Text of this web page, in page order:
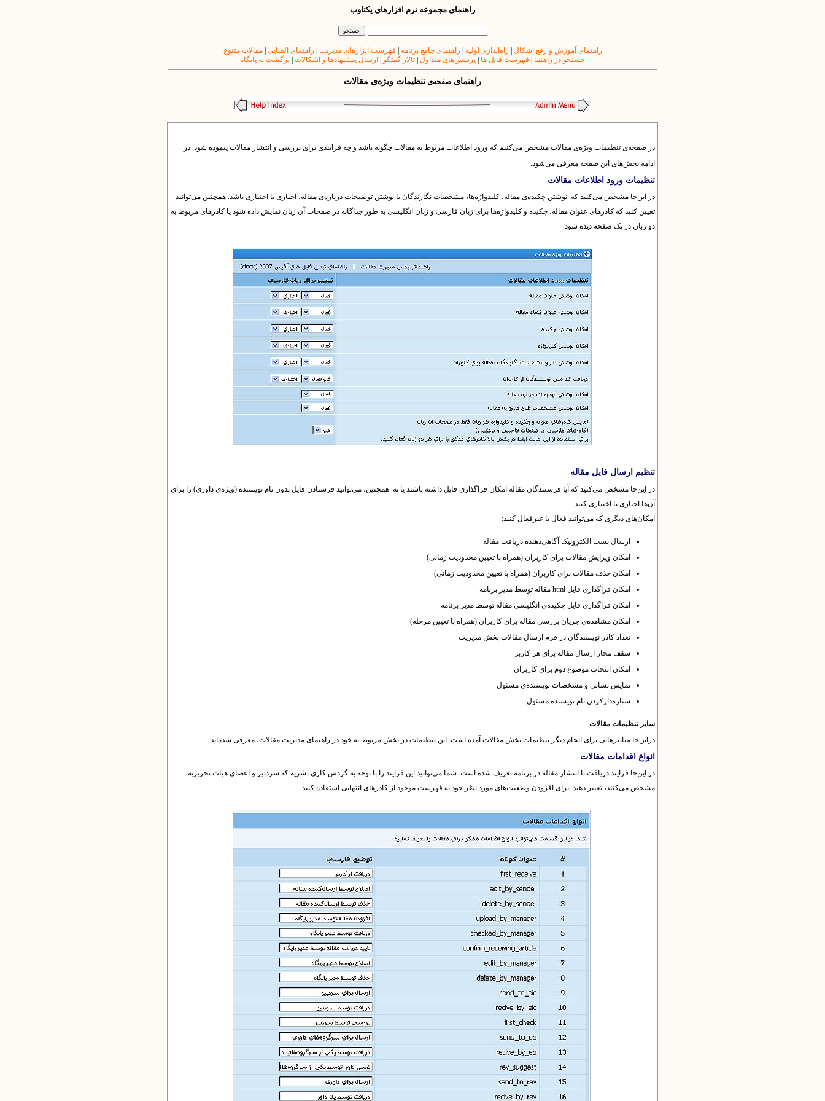
راهنمای مجموعه نرم افزارهای یکتاوب
راهنمای آموزش و رفع اشکال راه‌اندازی اولیه راهنمای جامع برنامه فهرست ابزارهای مدیریت راهنمای الفبایی |مقالات متنوع
جستجو در راهنما
فهرست فایل ها پرسش‌های متداول تالار گفتگو ارسال پیشنهادها و اشکالات برگشت به پایگاه
راهنمای صفحه‌ی تنظیمات ویژه‌ی مقالات
در صفحه‌ی تنظیمات ویژه‌ی مقالات مشخص می‌کنیم که ورود اطلاعات مربوط به مقالات چگونه باشد و چه فرایندی برای بررسی و انتشار مقالات پیموده شود. در
ادامه بخش‌های این صفحه معرفی می‌شود.
تنظیمات ورود اطلاعات مقالات
در این‌جا مشخص می‌کنید که نوشتن چکیده‌ی مقاله، کلیدواژه‌ها، مشخصات نگارندگان یا نوشتن توضیحات درباره‌ی مقاله، اجباری یا اختیاری باشد. همچنین می‌توانید
تعیین کنید که کادرهای عنوان مقاله، چکیده و کلیدواژه‌‌ها برای زبان فارسی و زبان انگلیسی به طور جداگانه در صفحات آن زبان نمایش داده شود یا کادرهای مربوط به
دو زبان در یک صفحه دیده شود.
تنظیم ارسال فایل مقاله
در این‌جا مشخص می‌کنید که آیا فرستندگان مقاله امکان فراگذاری فایل داشته باشند یا نه. همچنین، می‌توانید فرستادن فایل بدون نام نویسنده (ویژه‌ی داوری) را برای
آن‌ها اجباری یا اختیاری کنید.
امکان‌های دیگری که می‌توانید فعال یا غیرفعال کنید:
ارسال پست الکترونیک آگاهی‌دهنده دریافت مقاله
امکان ویرایش مقالات براى کاربران (همراه با تعیین محدودیت زمانی)
امکان حذف مقالات براى کاربران (همراه با تعیین محدودیت زمانی)
امکان فراگذاری فایل html مقاله توسط مدیر برنامه
امکان فراگذاری فایل چکیده‌ی انگلیسی مقاله توسط مدیر برنامه
امکان مشاهده‌ی جریان بررسى مقاله براى کاربران (همراه با تعیین مرحله)
تعداد کادر نویسندگان در فرم ارسال مقالات بخش مدیریت
سقف مجاز ارسال مقاله برای هر کاربر
امکان انتخاب موضوع دوم برای کاربران
نمایش نشانی و مشخصات نویسنده‌ی مسئول
ستاره‌دارکردن نام نویسنده مسئول
سایر تنظیمات مقالات
در‌این‌جا میانبرهایی برای انجام دیگر تنظیمات بخش مقالات آمده است. این تنظیمات در بخش مربوط به خود در راهنمای مدیریت مقالات، معرفی شده‌اند.
انواع اقدامات مقالات
در این‌جا فرایند دریافت تا انتشار مقاله در برنامه‌ تعریف شده است. شما می‌توانید این فرایند را با توجه به گردش کاری نشریه که سردبیر و اعضای هیات تحریریه
مشخص می‌کنند، تغییر دهید. برای افزودن وضعیت‌های مورد نظر خود به فهرست موجود از کادرهای انتهایی استفاده کنید.